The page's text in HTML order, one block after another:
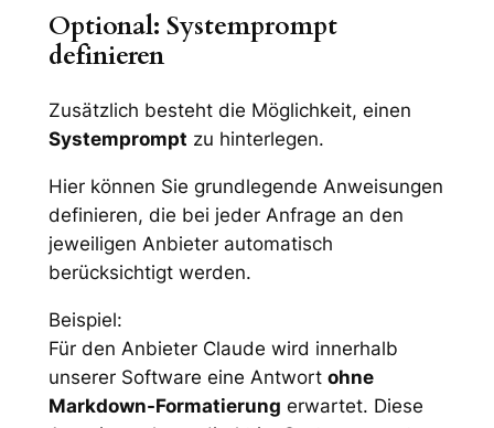
Optional: Systemprompt
definieren
Zusätzlich besteht die Möglichkeit, einen
Systemprompt zu hinterlegen.
Hier können Sie grundlegende Anweisungen
definieren, die bei jeder Anfrage an den
jeweiligen Anbieter automatisch
berücksichtigt werden.
Beispiel:
Für den Anbieter Claude wird innerhalb
unserer Software eine Antwort ohne
Markdown-Formatierung erwartet. Diese